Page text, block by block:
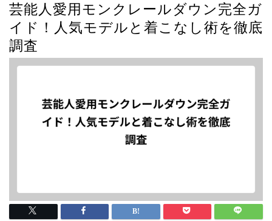
芸能人愛用モンクレールダウン完全ガ
イド！人気モデルと着こなし術を徹底
調査